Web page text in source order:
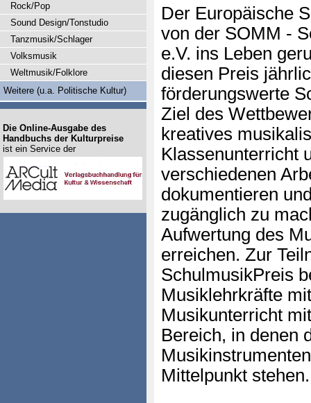
Der Europäische
von der SOMM -
e.V. ins Leben
diesen Preis
förderungswerte
Ziel des
kreatives
Klassenunterricht
verschiedenen
dokumentieren
zugänglich zu
Aufwertung des
erreichen. Zur
SchulmusikPreis
Musiklehrkräfte
Musikunterricht
Bereich, in denen
Mittelpunkt stehen.
Rock/Pop
Sound Design/Tonstudio
Tanzmusik/Schlager
Volksmusik
Weltmusik/Folklore
Weitere (u.a. Politische Kultur)
Die Online-Ausgabe des
Handbuchs der Kulturpreise
ist ein Service der